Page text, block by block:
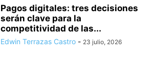
Pagos digitales: tres decisiones
serán clave para la
competitividad de las...
Edwin Terrazas Castro - 23 julio, 2026